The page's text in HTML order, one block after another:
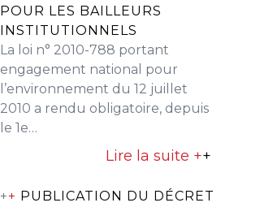
POUR LES BAILLEURS
INSTITUTIONNELS
La loi n° 2010-788 portant
engagement national pour
l’environnement du 12 juillet
2010 a rendu obligatoire, depuis
le 1e…
Lire la suite ++
++ PUBLICATION DU DÉCRET